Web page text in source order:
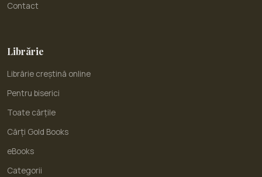
Contact
Librărie
Librărie creștină online
Pentru biserici
Toate cărțile
Cărți Gold Books
eBooks
Categorii